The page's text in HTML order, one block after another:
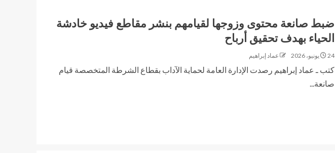
ضبط صانعة محتوى وزوجها لقيامهم بنشر مقاطع فيديو خادشة
الحياء بهدف تحقيق أرباح
24 يونيو، 2026 عماد إبراهيم
كتب ـ عماد إبراهيم رصدت الإدارة العامة لحماية الآداب بقطاع الشرطة المتخصصة قيام
صانعة...